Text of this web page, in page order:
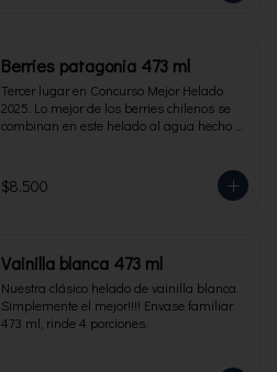
Berries patagonia 473 ml
Tercer lugar en Concurso Mejor Helado
2025. Lo mejor de los berries chilenos se
combinan en este helado al agua hecho
473 ml. Rinde 4 porciones.
$8.500
Vainilla blanca 473 ml
Nuestra clásico helado de vainilla blanca.
Simplemente el mejor!!!! Envase familiar
473 ml, rinde 4 porciones.